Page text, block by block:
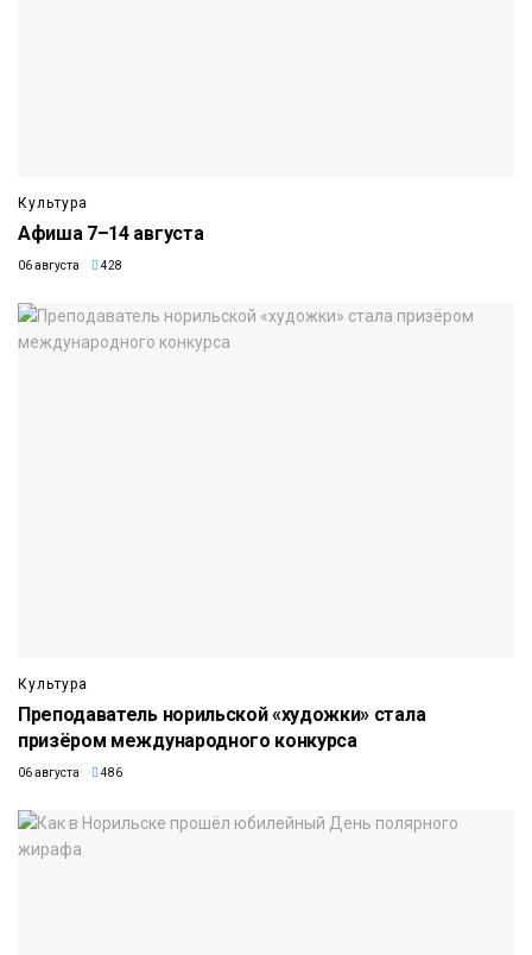
Культура
Афиша 7–14 августа
06 августа 428
Культура
Преподаватель норильской «художки» стала
призёром международного конкурса
06 августа 486